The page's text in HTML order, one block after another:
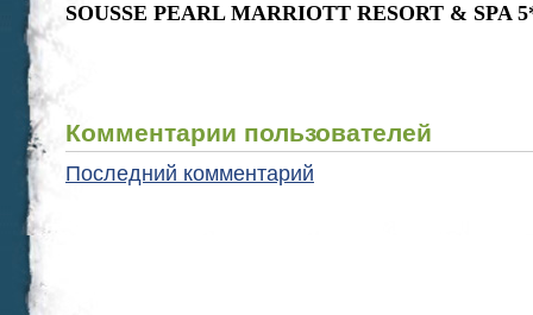
SOUSSE PEARL MARRIOTT RESORT & SPA
Комментарии пользователей
Последний комментарий